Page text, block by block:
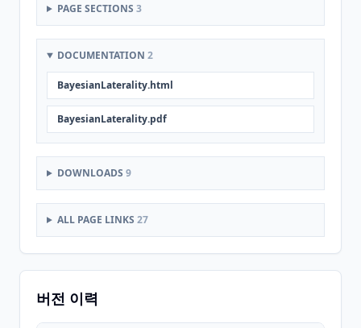
PAGE SECTIONS 3
DOCUMENTATION 2
BayesianLaterality.html
BayesianLaterality.pdf
DOWNLOADS 9
ALL PAGE LINKS 27
버전 이력